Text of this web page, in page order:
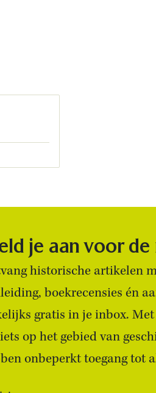
je aan voor
historische artikelen
boekrecensies én
gratis in je inbox.
op het gebied van
onbeperkt toegang tot